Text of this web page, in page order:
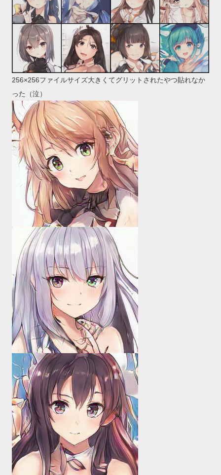
256×256ファイルサイズ大きくてグリットされたやつ貼れなか
った（泣）